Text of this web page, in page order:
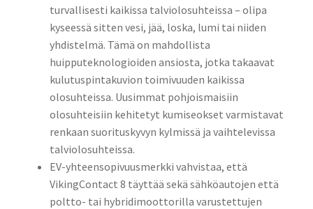
turvallisesti kaikissa talviolosuhteissa – olipa
kyseessä sitten vesi, jää, loska, lumi tai niiden
yhdistelmä. Tämä on mahdollista
huipputeknologioiden ansiosta, jotka takaavat
kulutuspintakuvion toimivuuden kaikissa
olosuhteissa. Uusimmat pohjoismaisiin
olosuhteisiin kehitetyt kumiseokset varmistavat
renkaan suorituskyvyn kylmissä ja vaihtelevissa
talviolosuhteissa.
EV-yhteensopivuusmerkki vahvistaa, että
VikingContact 8 täyttää sekä sähköautojen että
poltto- tai hybridimoottorilla varustettujen